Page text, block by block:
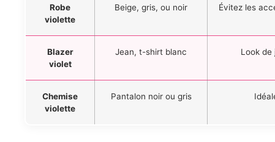
Robe
violette
Beige, gris, ou noir
Évitez les
Blazer
violet
Jean, t-shirt blanc Look
Chemise
violette
Pantalon noir ou gris